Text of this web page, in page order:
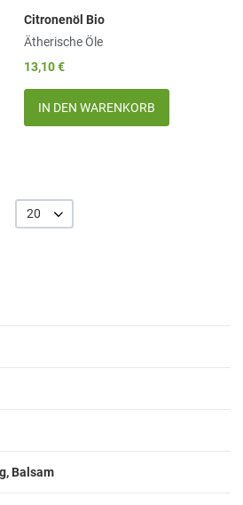
Balsam
Add to Wishlist
Add to Compare
Quick View
Citronenöl Bio
Ätherische Öle
13,10 €
Menge
20